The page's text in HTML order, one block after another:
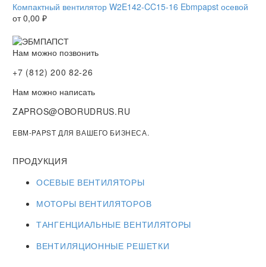
Компактный вентилятор W2E142-CC15-16 Ebmpapst осевой
от0,00 ₽
Нам можно позвонить
+7 (812) 200 82-26
Нам можно написать
ZAPROS@OBORUDRUS.RU
EBM-PAPST ДЛЯ ВАШЕГО БИЗНЕСА.
ПРОДУКЦИЯ
ОСЕВЫЕ ВЕНТИЛЯТОРЫ
МОТОРЫ ВЕНТИЛЯТОРОВ
ТАНГЕНЦИАЛЬНЫЕ ВЕНТИЛЯТОРЫ
ВЕНТИЛЯЦИОННЫЕ РЕШЕТКИ